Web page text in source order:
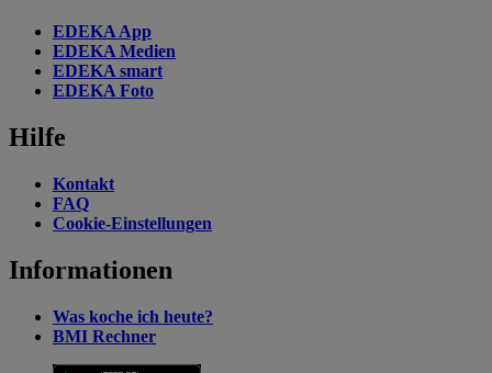
EDEKA App
EDEKA Medien
EDEKA smart
EDEKA Foto
Hilfe
Kontakt
FAQ
Cookie-Einstellungen
Informationen
Was koche ich heute?
BMI Rechner